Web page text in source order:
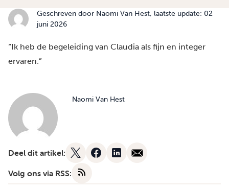
Geschreven door Naomi Van Hest, laatste update: 02
juni 2026
“Ik heb de begeleiding van Claudia als fijn en integer
ervaren.”
Naomi Van Hest
Deel dit artikel:
Volg ons via RSS: